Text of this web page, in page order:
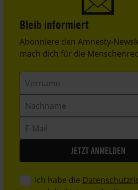
Bleib informiert
Header
Text
Abonniere den Amnesty-
mach dich für die
Mail
Ich habe die